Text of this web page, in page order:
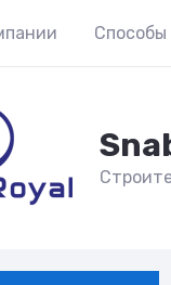
Способы